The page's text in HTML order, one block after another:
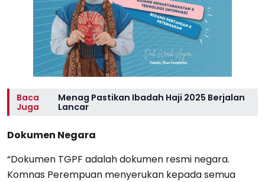
Baca
Juga
Menag Pastikan Ibadah Haji 2025 Berjalan
Lancar
Dokumen Negara
“Dokumen TGPF adalah dokumen resmi negara.
Komnas Perempuan menyerukan kepada semua